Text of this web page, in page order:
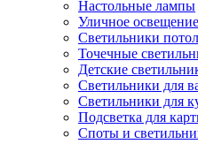
Настольные лампы
Уличное
Светильники
Точечные
Детские
Светильники для
Светильники для
Подсветка для
Споты и